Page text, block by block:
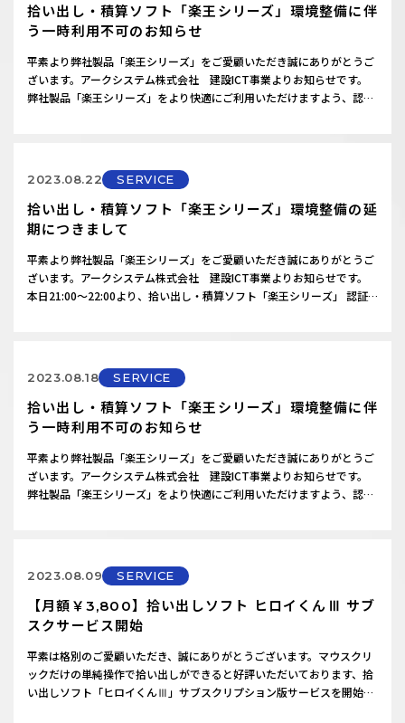
拾い出し・積算ソフト「楽王シリーズ」環境整備に伴
う一時利用不可のお知らせ
平素より弊社製品「楽王シリーズ」をご愛顧いただき誠にありがとうご
ざいます。アークシステム株式会社 建設ICT事業よりお知らせです。
弊社製品「楽王シリーズ」をより快適にご利用いただけますよう、認証
します。———…
2023.08.22 SERVICE
拾い出し・積算ソフト「楽王シリーズ」環境整備の延
期につきまして
平素より弊社製品「楽王シリーズ」をご愛顧いただき誠にありがとうご
ざいます。アークシステム株式会社 建設ICT事業よりお知らせです。
本日21:00～22:00より、拾い出し・積算ソフト「楽王シリーズ」 認証
2023.08.18 SERVICE
拾い出し・積算ソフト「楽王シリーズ」環境整備に伴
う一時利用不可のお知らせ
平素より弊社製品「楽王シリーズ」をご愛顧いただき誠にありがとうご
ざいます。アークシステム株式会社 建設ICT事業よりお知らせです。
弊社製品「楽王シリーズ」をより快適にご利用いただけますよう、認証
します。———…
2023.08.09 SERVICE
【月額￥3,800】拾い出しソフト ヒロイくんⅢ サブ
スクサービス開始
平素は格別のご愛顧いただき、誠にありがとうございます。マウスクリ
ックだけの単純操作で拾い出しができると好評いただいております、拾
い出しソフト「ヒロイくんⅢ」サブスクリプション版サービスを開始い